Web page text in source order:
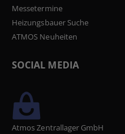
Messetermine
Heizungsbauer Suche
ATMOS Neuheiten
SOCIAL MEDIA
Atmos Zentrallager GmbH